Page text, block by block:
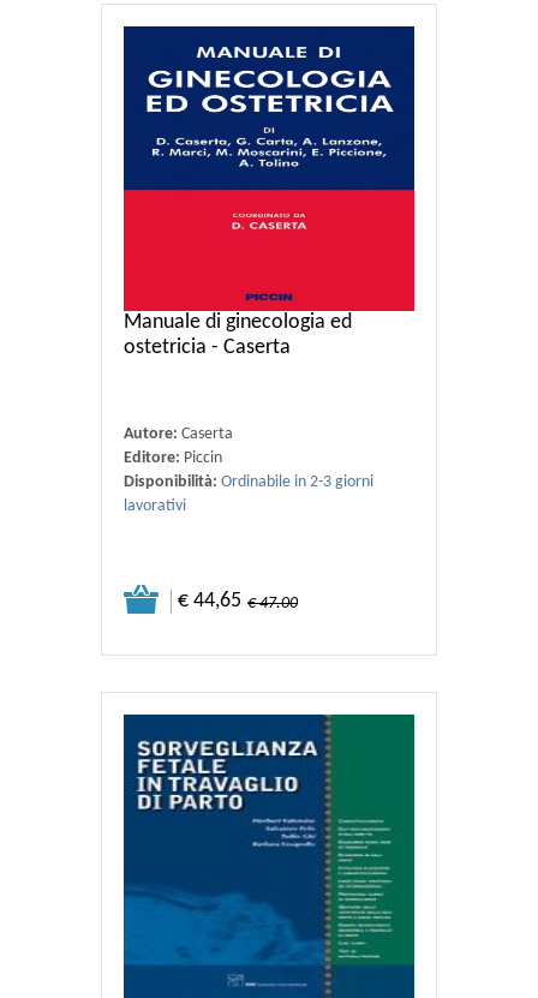
Manuale di ginecologia ed
ostetricia - Caserta
Autore: Caserta
Editore: Piccin
Disponibilità: Ordinabile in 2-3 giorni
lavorativi
€ 44,65 € 47.00